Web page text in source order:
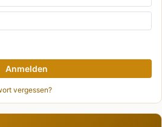
Anmelden
vergessen?